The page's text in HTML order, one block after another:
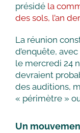
présidé la
des sols, l’an
La réunion
d’enquête,
le mercredi 24
devraient
des auditions,
« périmètre »
Un